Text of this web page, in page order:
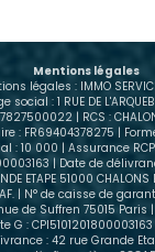
Mentions légales
légales : IMMO
social : 1 RUE DE
| RCS :
: FR69404378275 |
: 10 000 | Assurance
| Date de
ETAPE 51000
| N° de caisse de
de Suffren 75015
G :
: 42 rue Grande